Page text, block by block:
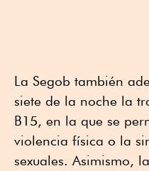
La Segob también
siete de la noche la
B15, en la que se
violencia física o la
sexuales. Asimismo,